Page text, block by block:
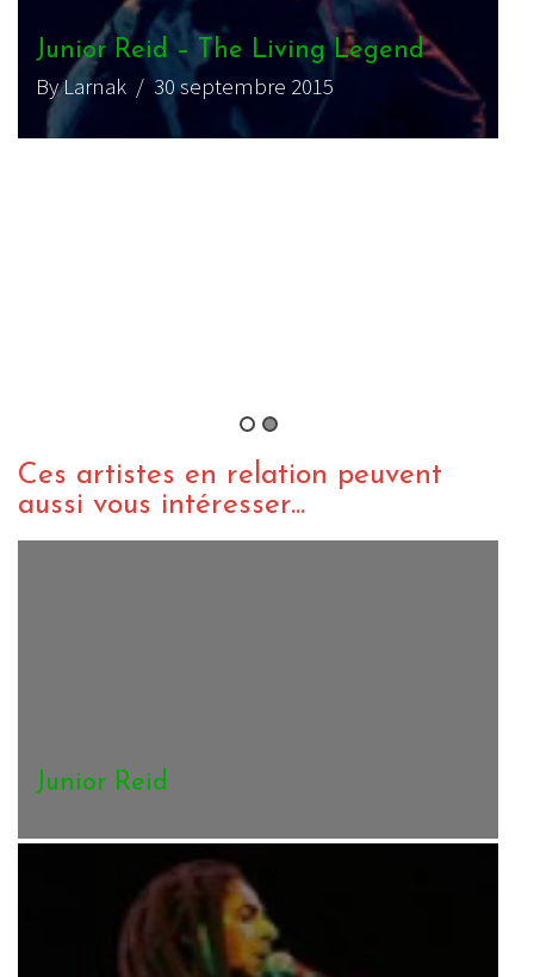
Junior Reid – The Living Legend
By Larnak/ 30 septembre 2015
Ces artistes en relation peuvent
aussi vous intéresser...
Junior Reid